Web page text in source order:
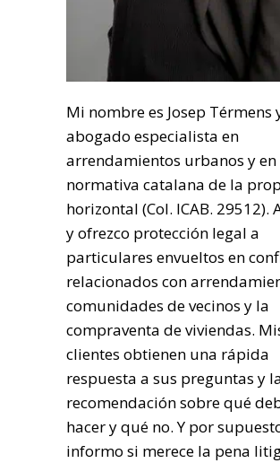
Mi nombre es Josep Térmens
abogado especialista en
arrendamientos urbanos y en
normativa catalana de la
horizontal (Col. ICAB. 29512).
y ofrezco protección legal a
particulares envueltos en
relacionados con
comunidades de vecinos y la
compraventa de viviendas.
clientes obtienen una rápida
respuesta a sus preguntas y
recomendación sobre qué
hacer y qué no. Y por
informo si merece la pena